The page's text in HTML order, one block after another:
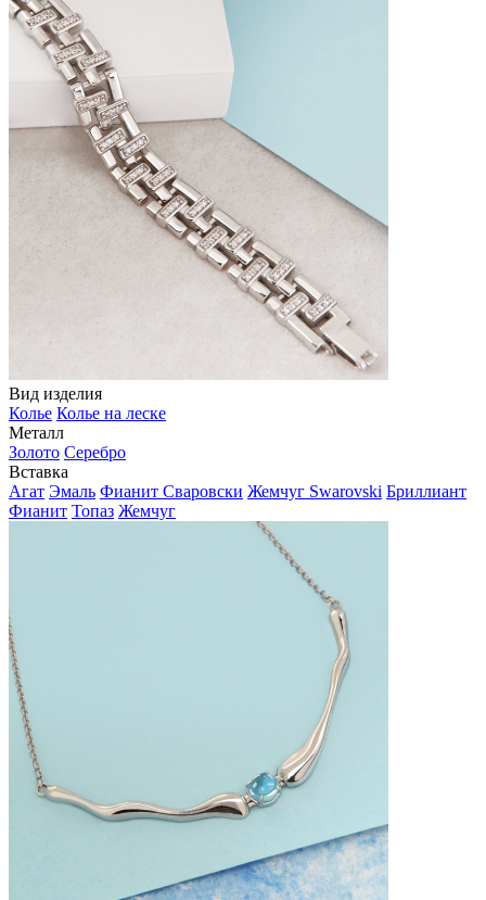
Вид изделия
Колье Колье на леске
Металл
Золото Серебро
Вставка
Агат Эмаль Фианит Сваровски Жемчуг Swarovski Бриллиант
Фианит Топаз Жемчуг